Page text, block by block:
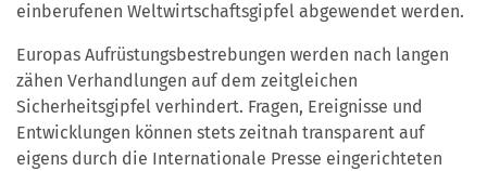
einberufenen Weltwirtschaftsgipfel abgewendet werden.
Europas Aufrüstungsbestrebungen werden nach langen
zähen Verhandlungen auf dem zeitgleichen
Sicherheitsgipfel verhindert. Fragen, Ereignisse und
Entwicklungen können stets zeitnah transparent auf
eigens durch die Internationale Presse eingerichteten